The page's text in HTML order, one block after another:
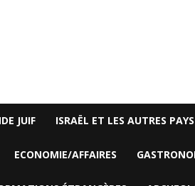
JUIF ISRAËL ET LES AUTRES PAYS
ECONOMIE/AFFAIRES